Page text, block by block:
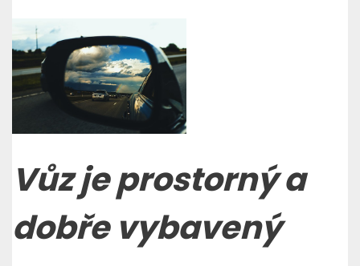
Vůz je prostorný a
dobře vybavený